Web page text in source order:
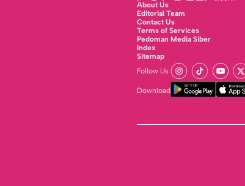
About Us
Editorial Team
Contact Us
Terms of Services
Pedoman Media Siber
Index
Sitemap
Follow Us
Download